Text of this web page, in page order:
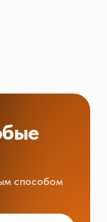
способом